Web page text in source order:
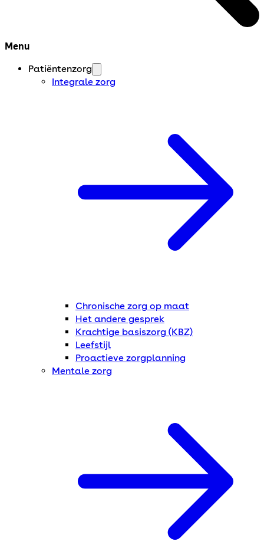
Menu
Patiëntenzorg
Integrale zorg
Chronische zorg op maat
Het andere gesprek
Krachtige basiszorg (KBZ)
Leefstijl
Proactieve zorgplanning
Mentale zorg